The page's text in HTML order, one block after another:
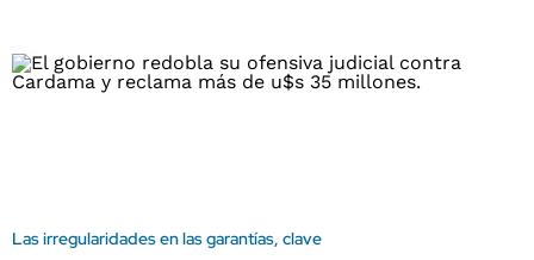
Las irregularidades en las garantías, clave